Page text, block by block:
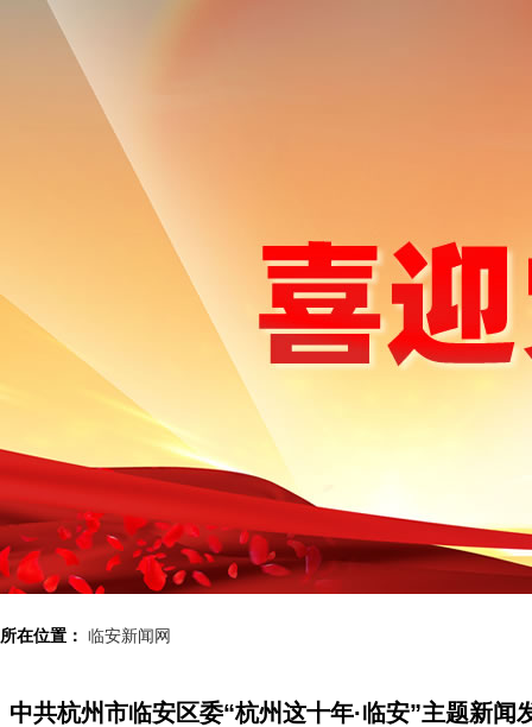
所在位置： 临安新闻网
中共杭州市临安区委“杭州这十年·临安”主题新